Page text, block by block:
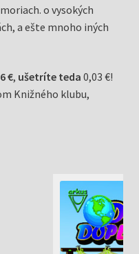
o vysokých
a ešte mnoho iných
€, ušetríte teda 0,03 €!
Knižného klubu,